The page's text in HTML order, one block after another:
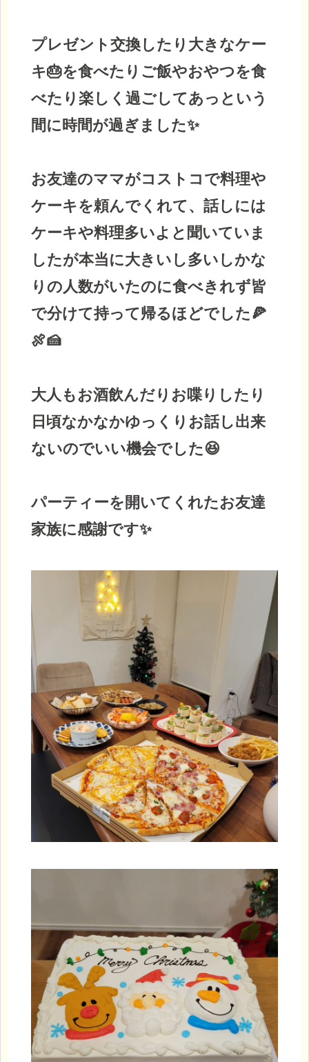
プレゼント交換したり大きなケー
キ🎂を食べたりご飯やおやつを食
べたり楽しく過ごしてあっという
間に時間が過ぎました✨
お友達のママがコストコで料理や
ケーキを頼んでくれて、話しには
ケーキや料理多いよと聞いていま
したが本当に大きいし多いしかな
りの人数がいたのに食べきれず皆
で分けて持って帰るほどでした🍕
🍖🍰
大人もお酒飲んだりお喋りしたり
日頃なかなかゆっくりお話し出来
ないのでいい機会でした😆
パーティーを開いてくれたお友達
家族に感謝です✨